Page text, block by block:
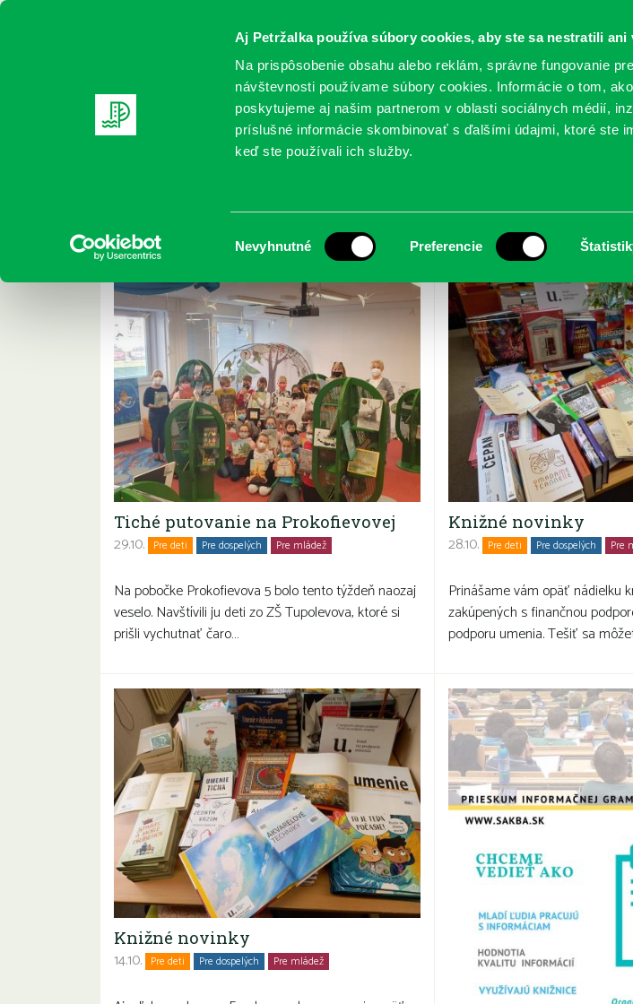
Aj Petržalka používa súbory cookies, aby ste sa nestratili ani
Na prispôsobenie obsahu alebo reklám, správne fungovanie
návštevnosti používame súbory cookies. Informácie o tom,
poskytujeme aj našim partnerom v oblasti sociálnych médií,
príslušné informácie skombinovať s ďalšími údajmi, ktoré ste
keď ste používali ich služby.
súhlasu
Nevyhnutné Preferencie
REGISTRUJTE SA ONLINE KATALÓGY SLUŽBY PODUJATIA
Archív október 2021
Tiché putovanie na Prokofievovej
29.10. Pre deti Pre dospelých Pre mládež
Na pobočke Prokofievova 5 bolo tento týždeň naozaj
veselo. Navštívili ju deti zo ZŠ Tupolevova, ktoré si
prišli vychutnať čaro…
Knižné novinky
28.10. Pre deti Pre dospelých Pre
Prinášame vám opäť nádielku
zakúpených s finančnou
podporu umenia. Tešiť sa
Knižné novinky
14.10. Pre deti Pre dospelých Pre mládež